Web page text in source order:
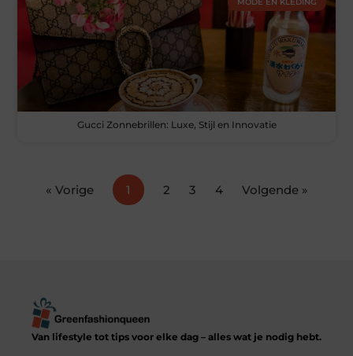
MODE EN KLEDING
Gucci Zonnebrillen: Luxe, Stijl en Innovatie
« Vorige 1 2 3 4 Volgende »
Van lifestyle tot tips voor elke dag – alles wat je nodig hebt.